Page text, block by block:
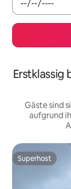
Gäste sind
aufgrund
Superhost
Superhost